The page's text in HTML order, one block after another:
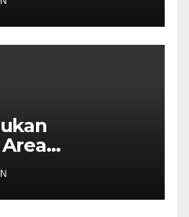
Hadapi Musim
Polisi
Ada Tanda